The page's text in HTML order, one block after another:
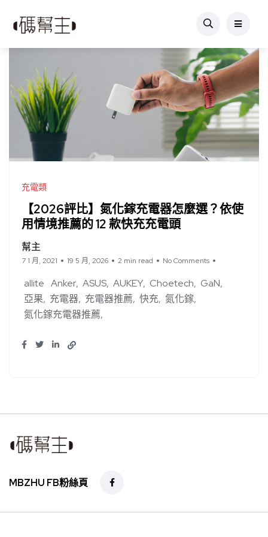
充電類
【2026評比】氮化鎵充電器怎麼選？依使
用情境推薦的 12 款快充充電頭
幫主
7 1 月, 2021 19 5 月, 2026 2 min read No Comments
allite Anker ASUS AUKEY Choetech
GaN
亞果
充電器 充電器推薦 快充 氮化鎵
氮化鎵充電器推薦
MBZHU FB粉絲頁